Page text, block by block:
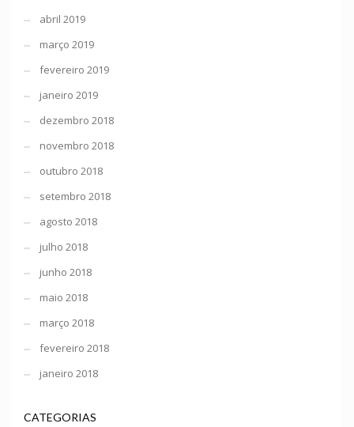
abril 2019
março 2019
fevereiro 2019
janeiro 2019
dezembro 2018
novembro 2018
outubro 2018
setembro 2018
agosto 2018
julho 2018
junho 2018
maio 2018
março 2018
fevereiro 2018
janeiro 2018
CATEGORIAS